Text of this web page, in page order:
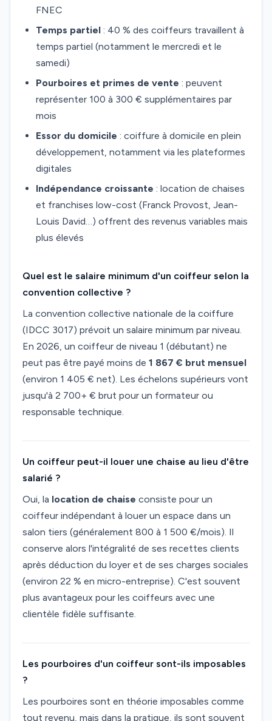
FNEC
Temps partiel : 40 % des coiffeurs travaillent à
temps partiel (notamment le mercredi et le
samedi)
Pourboires et primes de vente : peuvent
représenter 100 à 300 € supplémentaires par
mois
Essor du domicile : coiffure à domicile en plein
développement, notamment via les plateformes
digitales
Indépendance croissante : location de chaises
et franchises low-cost (Franck Provost, Jean-
Louis David…) offrent des revenus variables mais
plus élevés
Quel est le salaire minimum d'un coiffeur selon la
convention collective ?
La convention collective nationale de la coiffure
(IDCC 3017) prévoit un salaire minimum par niveau.
En 2026, un coiffeur de niveau 1 (débutant) ne
peut pas être payé moins de 1 867 € brut mensuel
(environ 1 405 € net). Les échelons supérieurs vont
jusqu'à 2 700+ € brut pour un formateur ou
responsable technique.
Un coiffeur peut-il louer une chaise au lieu d'être
salarié ?
Oui, la location de chaise consiste pour un
coiffeur indépendant à louer un espace dans un
salon tiers (généralement 800 à 1 500 €/mois). Il
conserve alors l'intégralité de ses recettes clients
après déduction du loyer et de ses charges sociales
(environ 22 % en micro-entreprise). C'est souvent
plus avantageux pour les coiffeurs avec une
clientèle fidèle suffisante.
Les pourboires d'un coiffeur sont-ils imposables
?
Les pourboires sont en théorie imposables comme
tout revenu, mais dans la pratique, ils sont souvent